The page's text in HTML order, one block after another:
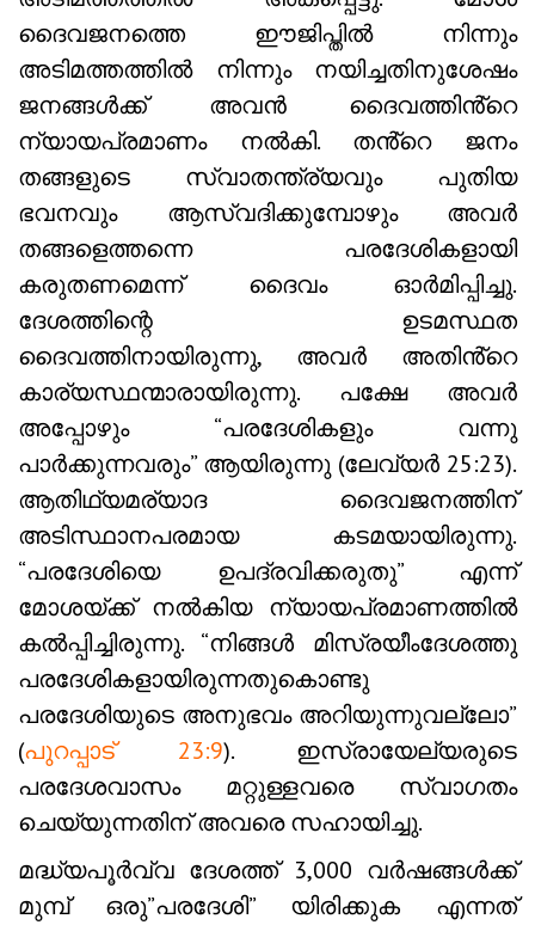
ദൈവജനത്തെ ഈജിപ്തിൽ നിന്നും
അടിമത്തത്തിൽ നിന്നും നയിച്ചതിനുശേഷം
ജനങ്ങൾക്ക് അവൻ ദൈവത്തിൻ്റെ
ന്യായപ്രമാണം നൽകി. തൻ്റെ ജനം
തങ്ങളുടെ സ്വാതന്ത്ര്യവും പുതിയ
ഭവനവും ആസ്വദിക്കുമ്പോഴും അവർ
തങ്ങളെത്തന്നെ പരദേശികളായി
കരുതണമെന്ന് ദൈവം ഓർമിപ്പിച്ചു.
ദേശത്തിന്റെ ഉടമസ്ഥത
ദൈവത്തിനായിരുന്നു, അവർ അതിൻ്റെ
കാര്യസ്ഥന്മാരായിരുന്നു. പക്ഷേ അവർ
അപ്പോഴും “പരദേശികളും വന്നു
പാർക്കുന്നവരും” ആയിരുന്നു (ലേവ്യർ 25:23).
ആതിഥ്യമര്യാദ ദൈവജനത്തിന്
അടിസ്ഥാനപരമായ കടമയായിരുന്നു.
“പരദേശിയെ ഉപദ്രവിക്കരുതു” എന്ന്
മോശയ്‌ക്ക് നൽകിയ ന്യായപ്രമാണത്തിൽ
കൽപ്പിച്ചിരുന്നു. “നിങ്ങൾ മിസ്രയീംദേശത്തു
പരദേശികളായിരുന്നതുകൊണ്ടു
പരദേശിയുടെ അനുഭവം അറിയുന്നുവല്ലോ”
(പുറപ്പാട് 23:9). ഇസ്രായേല്യരുടെ
പരദേശവാസം മറ്റുള്ളവരെ സ്വാഗതം
ചെയ്യുന്നതിന് അവരെ സഹായിച്ചു.
മദ്ധ്യപൂർവ്വ ദേശത്ത് 3,000 വർഷങ്ങൾക്ക്
മുമ്പ് ഒരു”പരദേശി” യിരിക്കുക എന്നത്